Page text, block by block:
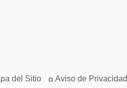
del Sitio Aviso de Privacidad